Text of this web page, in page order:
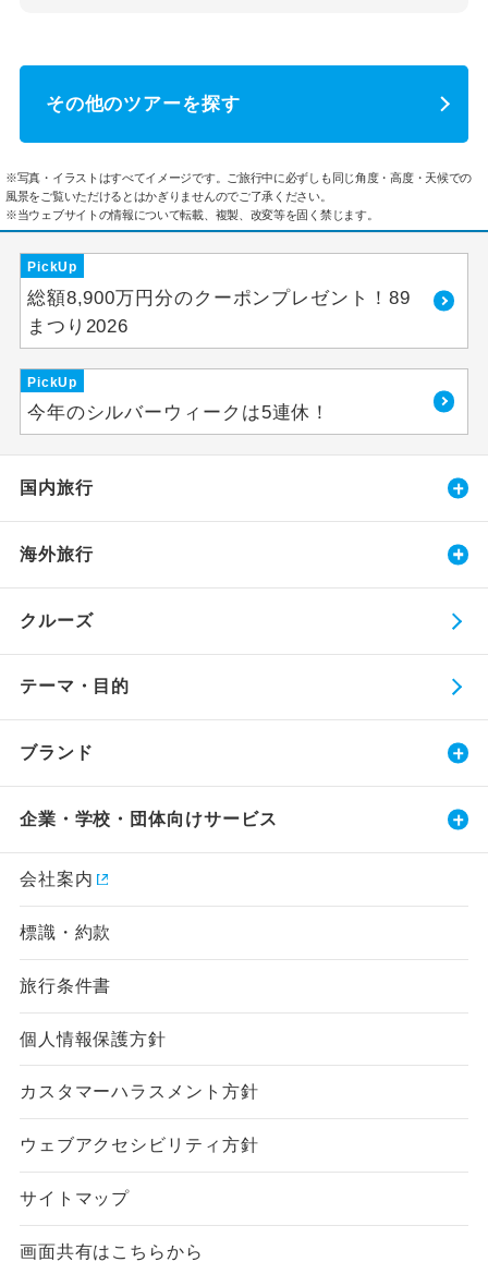
その他のツアーを探す
※写真・イラストはすべてイメージです。ご旅行中に必ずしも同じ角度・高度・天候での
風景をご覧いただけるとはかぎりませんのでご了承ください。
※当ウェブサイトの情報について転載、複製、改変等を固く禁じます。
PickUp
総額8,900万円分のクーポンプレゼント！89
まつり2026
PickUp
今年のシルバーウィークは5連休！
国内旅行
海外旅行
クルーズ
テーマ・目的
ブランド
企業・学校・団体向けサービス
会社案内
標識・約款
旅行条件書
個人情報保護方針
カスタマーハラスメント方針
ウェブアクセシビリティ方針
サイトマップ
画面共有はこちらから